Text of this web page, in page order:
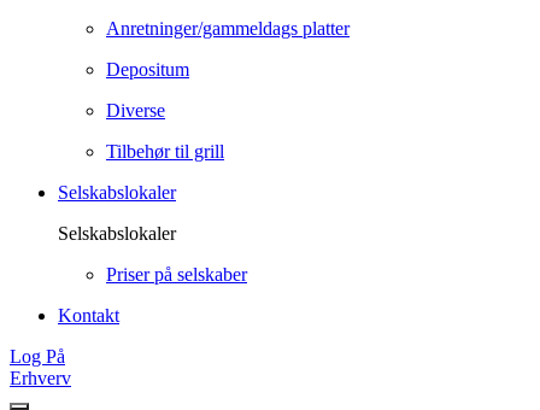
Anretninger/gammeldags platter
Depositum
Diverse
Tilbehør til grill
Selskabslokaler
Selskabslokaler
Priser på selskaber
Kontakt
Log På
Erhverv